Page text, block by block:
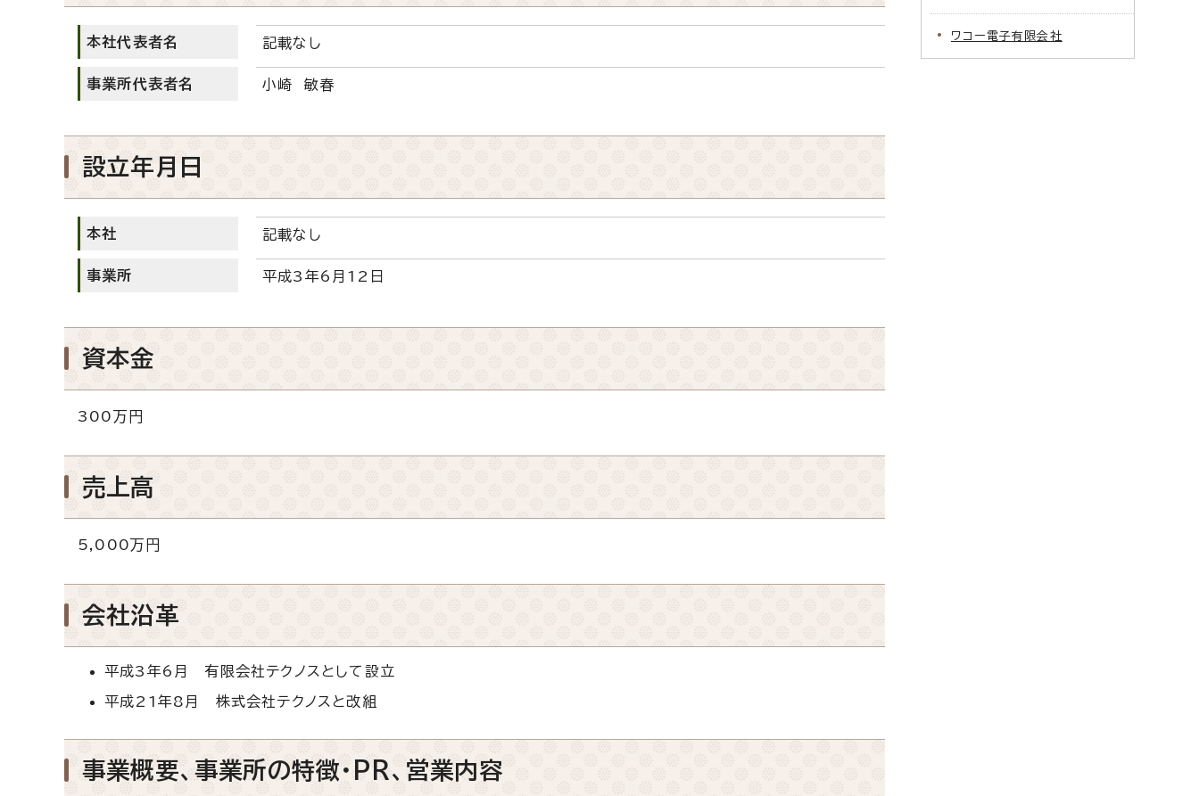
本社代表者名 記載なし
事業所代表者名 小崎 敏春
設立年月日
本社 記載なし
事業所 平成3年6月12日
資本金
300万円
売上高
5,000万円
会社沿革
平成3年6月 有限会社テクノスとして設立
平成21年8月 株式会社テクノスと改組
事業概要、事業所の特徴・PR、営業内容
ワコー電子有限会社